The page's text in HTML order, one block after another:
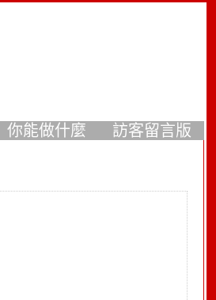
你能做什麼
訪客留言版